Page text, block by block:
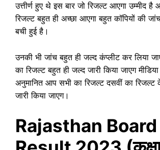
उत्तीर्ण हुए थे इस बार जो रिजल्ट आएगा उम्मीद
रिजल्ट बहुत ही अच्छा आएगा बहुत कॉपियों की
बची हुई है।
उनकी भी जांच बहुत ही जल्द कंप्लीट कर लिया
का रिजल्ट बहुत ही जल्द जारी किया जाएग
अनुमानित आप सभी का रिजल्ट दसवीं का
जारी किया जाएग।
Rajasthan Board